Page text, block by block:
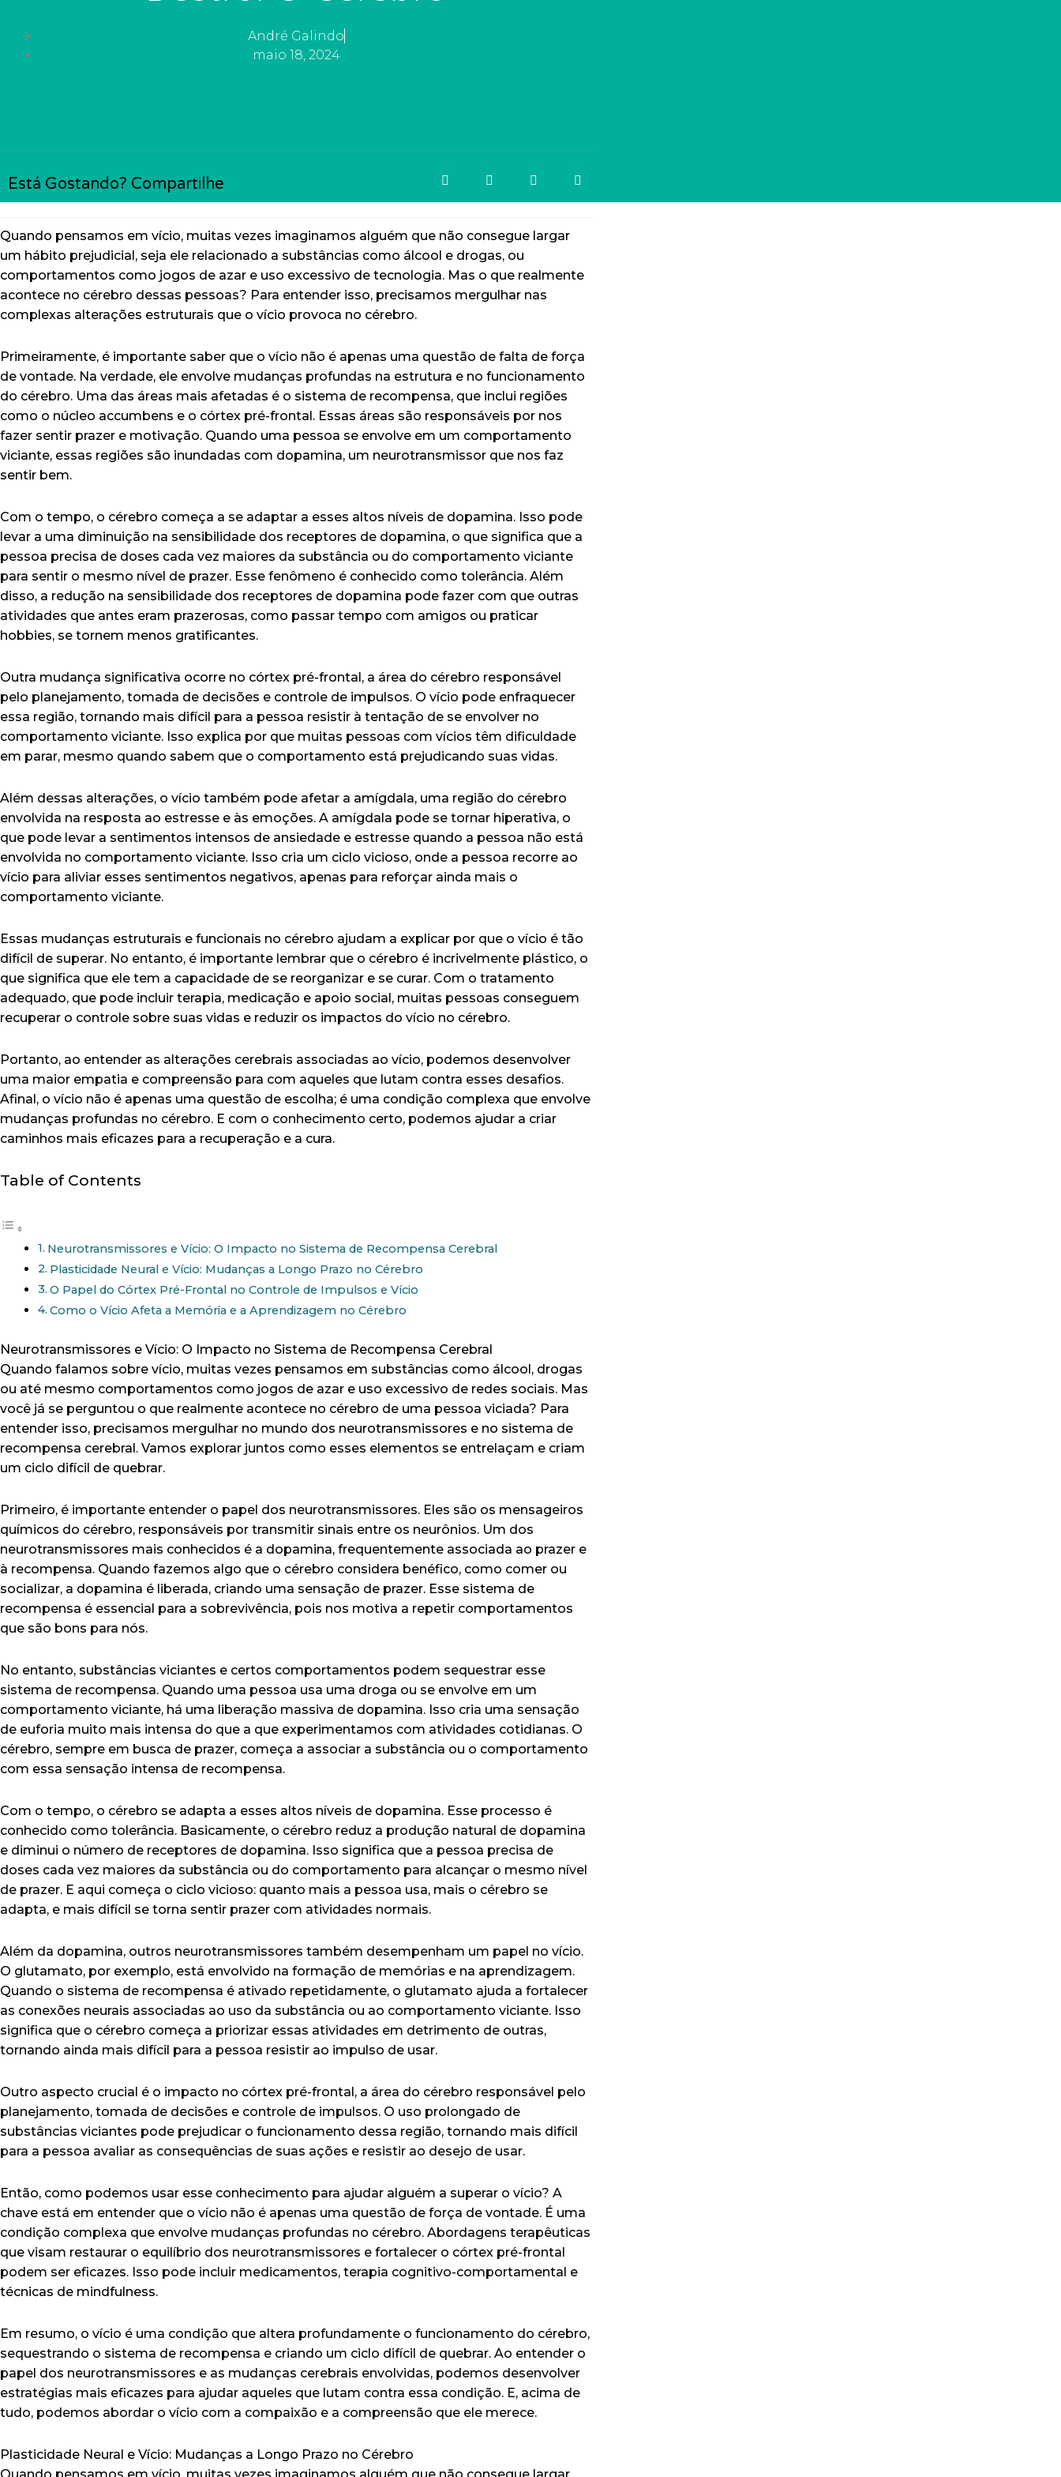
André Galindo
maio 18, 2024
Está Gostando? Compartilhe
Quando pensamos em vício, muitas vezes imaginamos alguém que não consegue largar
um hábito prejudicial, seja ele relacionado a substâncias como álcool e drogas, ou
comportamentos como jogos de azar e uso excessivo de tecnologia. Mas o que realmente
acontece no cérebro dessas pessoas? Para entender isso, precisamos mergulhar nas
complexas alterações estruturais que o vício provoca no cérebro.
Primeiramente, é importante saber que o vício não é apenas uma questão de falta de força
de vontade. Na verdade, ele envolve mudanças profundas na estrutura e no funcionamento
do cérebro. Uma das áreas mais afetadas é o sistema de recompensa, que inclui regiões
como o núcleo accumbens e o córtex pré-frontal. Essas áreas são responsáveis por nos
fazer sentir prazer e motivação. Quando uma pessoa se envolve em um comportamento
viciante, essas regiões são inundadas com dopamina, um neurotransmissor que nos faz
sentir bem.
Com o tempo, o cérebro começa a se adaptar a esses altos níveis de dopamina. Isso pode
levar a uma diminuição na sensibilidade dos receptores de dopamina, o que significa que a
pessoa precisa de doses cada vez maiores da substância ou do comportamento viciante
para sentir o mesmo nível de prazer. Esse fenômeno é conhecido como tolerância. Além
disso, a redução na sensibilidade dos receptores de dopamina pode fazer com que outras
atividades que antes eram prazerosas, como passar tempo com amigos ou praticar
hobbies, se tornem menos gratificantes.
Outra mudança significativa ocorre no córtex pré-frontal, a área do cérebro responsável
pelo planejamento, tomada de decisões e controle de impulsos. O vício pode enfraquecer
essa região, tornando mais difícil para a pessoa resistir à tentação de se envolver no
comportamento viciante. Isso explica por que muitas pessoas com vícios têm dificuldade
em parar, mesmo quando sabem que o comportamento está prejudicando suas vidas.
Além dessas alterações, o vício também pode afetar a amígdala, uma região do cérebro
envolvida na resposta ao estresse e às emoções. A amígdala pode se tornar hiperativa, o
que pode levar a sentimentos intensos de ansiedade e estresse quando a pessoa não está
envolvida no comportamento viciante. Isso cria um ciclo vicioso, onde a pessoa recorre ao
vício para aliviar esses sentimentos negativos, apenas para reforçar ainda mais o
comportamento viciante.
Essas mudanças estruturais e funcionais no cérebro ajudam a explicar por que o vício é tão
difícil de superar. No entanto, é importante lembrar que o cérebro é incrivelmente plástico, o
que significa que ele tem a capacidade de se reorganizar e se curar. Com o tratamento
adequado, que pode incluir terapia, medicação e apoio social, muitas pessoas conseguem
recuperar o controle sobre suas vidas e reduzir os impactos do vício no cérebro.
Portanto, ao entender as alterações cerebrais associadas ao vício, podemos desenvolver
uma maior empatia e compreensão para com aqueles que lutam contra esses desafios.
Afinal, o vício não é apenas uma questão de escolha; é uma condição complexa que envolve
mudanças profundas no cérebro. E com o conhecimento certo, podemos ajudar a criar
caminhos mais eficazes para a recuperação e a cura.
Table of Contents
Neurotransmissores e Vício: O Impacto no Sistema de Recompensa Cerebral
Plasticidade Neural e Vício: Mudanças a Longo Prazo no Cérebro
O Papel do Córtex Pré-Frontal no Controle de Impulsos e Vício
Como o Vício Afeta a Memória e a Aprendizagem no Cérebro
Neurotransmissores e Vício: O Impacto no Sistema de Recompensa Cerebral
Quando falamos sobre vício, muitas vezes pensamos em substâncias como álcool, drogas
ou até mesmo comportamentos como jogos de azar e uso excessivo de redes sociais. Mas
você já se perguntou o que realmente acontece no cérebro de uma pessoa viciada? Para
entender isso, precisamos mergulhar no mundo dos neurotransmissores e no sistema de
recompensa cerebral. Vamos explorar juntos como esses elementos se entrelaçam e criam
um ciclo difícil de quebrar.
Primeiro, é importante entender o papel dos neurotransmissores. Eles são os mensageiros
químicos do cérebro, responsáveis por transmitir sinais entre os neurônios. Um dos
neurotransmissores mais conhecidos é a dopamina, frequentemente associada ao prazer e
à recompensa. Quando fazemos algo que o cérebro considera benéfico, como comer ou
socializar, a dopamina é liberada, criando uma sensação de prazer. Esse sistema de
recompensa é essencial para a sobrevivência, pois nos motiva a repetir comportamentos
que são bons para nós.
No entanto, substâncias viciantes e certos comportamentos podem sequestrar esse
sistema de recompensa. Quando uma pessoa usa uma droga ou se envolve em um
comportamento viciante, há uma liberação massiva de dopamina. Isso cria uma sensação
de euforia muito mais intensa do que a que experimentamos com atividades cotidianas. O
cérebro, sempre em busca de prazer, começa a associar a substância ou o comportamento
com essa sensação intensa de recompensa.
Com o tempo, o cérebro se adapta a esses altos níveis de dopamina. Esse processo é
conhecido como tolerância. Basicamente, o cérebro reduz a produção natural de dopamina
e diminui o número de receptores de dopamina. Isso significa que a pessoa precisa de
doses cada vez maiores da substância ou do comportamento para alcançar o mesmo nível
de prazer. E aqui começa o ciclo vicioso: quanto mais a pessoa usa, mais o cérebro se
adapta, e mais difícil se torna sentir prazer com atividades normais.
Além da dopamina, outros neurotransmissores também desempenham um papel no vício.
O glutamato, por exemplo, está envolvido na formação de memórias e na aprendizagem.
Quando o sistema de recompensa é ativado repetidamente, o glutamato ajuda a fortalecer
as conexões neurais associadas ao uso da substância ou ao comportamento viciante. Isso
significa que o cérebro começa a priorizar essas atividades em detrimento de outras,
tornando ainda mais difícil para a pessoa resistir ao impulso de usar.
Outro aspecto crucial é o impacto no córtex pré-frontal, a área do cérebro responsável pelo
planejamento, tomada de decisões e controle de impulsos. O uso prolongado de
substâncias viciantes pode prejudicar o funcionamento dessa região, tornando mais difícil
para a pessoa avaliar as consequências de suas ações e resistir ao desejo de usar.
Então, como podemos usar esse conhecimento para ajudar alguém a superar o vício? A
chave está em entender que o vício não é apenas uma questão de força de vontade. É uma
condição complexa que envolve mudanças profundas no cérebro. Abordagens terapêuticas
que visam restaurar o equilíbrio dos neurotransmissores e fortalecer o córtex pré-frontal
podem ser eficazes. Isso pode incluir medicamentos, terapia cognitivo-comportamental e
técnicas de mindfulness.
Em resumo, o vício é uma condição que altera profundamente o funcionamento do cérebro,
sequestrando o sistema de recompensa e criando um ciclo difícil de quebrar. Ao entender o
papel dos neurotransmissores e as mudanças cerebrais envolvidas, podemos desenvolver
estratégias mais eficazes para ajudar aqueles que lutam contra essa condição. E, acima de
tudo, podemos abordar o vício com a compaixão e a compreensão que ele merece.
Plasticidade Neural e Vício: Mudanças a Longo Prazo no Cérebro
Quando pensamos em vício, muitas vezes imaginamos alguém que não consegue largar